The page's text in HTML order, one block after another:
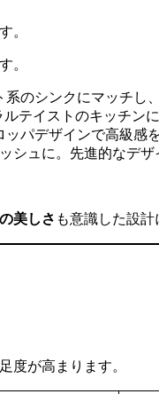
。
。
のシンクにマッチし
テイストのキッチンに
パデザインで高級感を
シュに。先進的なデ
美しさ も意識した設計
度が高まります。